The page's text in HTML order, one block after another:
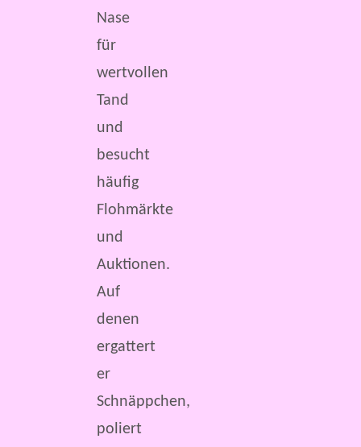
Nase
für
wertvollen
Tand
und
besucht
häufig
Flohmärkte
und
Auktionen.
Auf
denen
ergattert
er
Schnäppchen,
poliert